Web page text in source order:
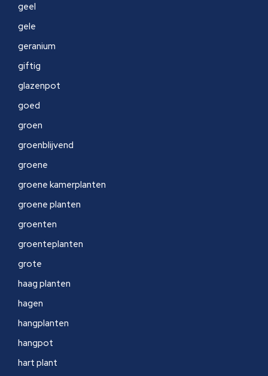
geel
gele
geranium
giftig
glazenpot
goed
groen
groenblijvend
groene
groene kamerplanten
groene planten
groenten
groenteplanten
grote
haag planten
hagen
hangplanten
hangpot
hart plant